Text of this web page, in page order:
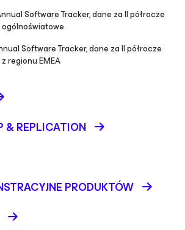
Software Tracker, dane za II półrocze
Software Tracker, dane za II półrocze
regionu EMEA
&REPLICATION
PRODUKTÓW